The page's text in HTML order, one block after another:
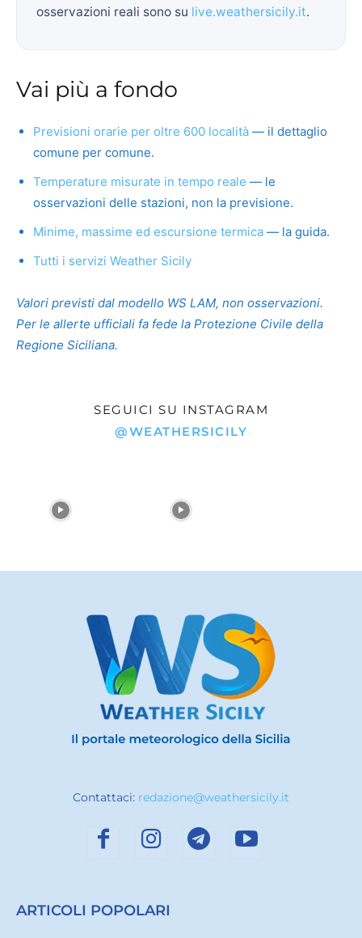
osservazioni reali sono su live.weathersicily.it.
Vai più a fondo
Previsioni orarie per oltre 600 località — il dettaglio
comune per comune.
Temperature misurate in tempo reale — le
osservazioni delle stazioni, non la previsione.
Minime, massime ed escursione termica — la guida.
Tutti i servizi Weather Sicily
Valori previsti dal modello WS LAM, non osservazioni.
Per le allerte ufficiali fa fede la Protezione Civile della
Regione Siciliana.
SEGUICI SU INSTAGRAM
@WEATHERSICILY
Contattaci: redazione@weathersicily.it
ARTICOLI POPOLARI